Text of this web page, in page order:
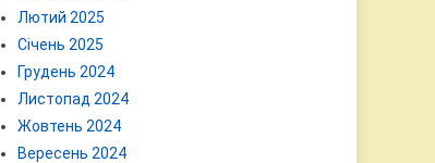
Лютий 2025
Січень 2025
Грудень 2024
Листопад 2024
Жовтень 2024
Вересень 2024